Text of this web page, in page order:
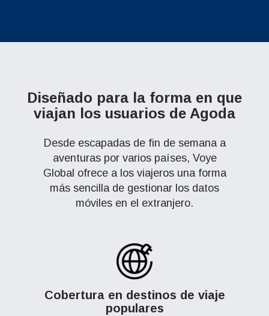
Diseñado para la forma en que
viajan los usuarios de Agoda
Desde escapadas de fin de semana a
aventuras por varios países, Voye
Global ofrece a los viajeros una forma
más sencilla de gestionar los datos
móviles en el extranjero.
Cobertura en destinos de viaje
populares